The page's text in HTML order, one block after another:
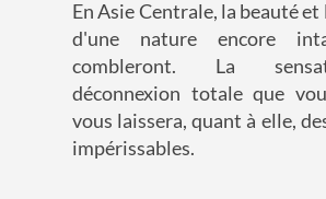
En Asie Centrale, la beauté
d'une nature encore
combleront. La
déconnexion totale que
vous laissera, quant à elle,
impérissables.